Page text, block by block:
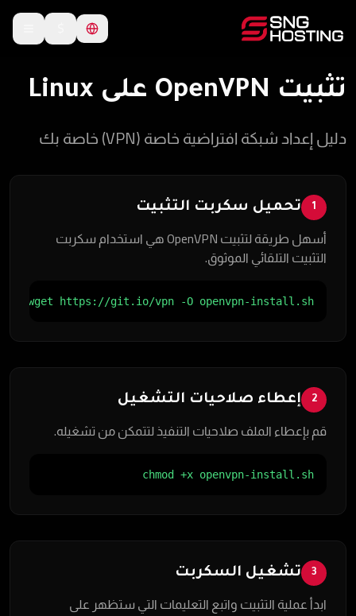
تثبيت OpenVPN على Linux
دليل إعداد شبكة افتراضية خاصة (VPN) خاصة بك
1 تحميل سكربت التثبيت
أسهل طريقة لتثبيت OpenVPN هي استخدام سكربت
التثبيت التلقائي الموثوق.
wget https://git.io/vpn -O openvpn-install.sh
2 إعطاء صلاحيات التشغيل
قم بإعطاء الملف صلاحيات التنفيذ لتتمكن من تشغيله.
chmod +x openvpn-install.sh
3 تشغيل السكربت
ابدأ عملية التثبيت واتبع التعليمات التي ستظهر على